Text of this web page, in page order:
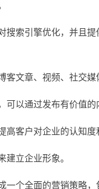
索引擎优化，并且
文章、视频、社交媒
以通过发布有价值
客户对企业的认知度
建立企业形象。
个全面的营销策略